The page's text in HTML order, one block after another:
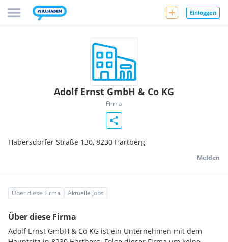
Einloggen
Adolf Ernst GmbH & Co KG
Firma
Habersdorfer Straße 130, 8230 Hartberg
Melden
Über diese Firma Aktuelle Jobs
Über diese Firma
Adolf Ernst GmbH & Co KG ist ein Unternehmen mit dem